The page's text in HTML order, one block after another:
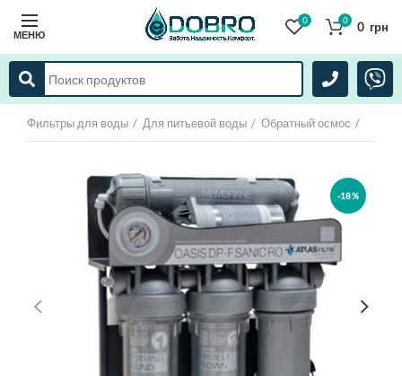
МЕНЮ
0 0 0 грн
Фильтры для воды Для питьевой воды Обратный осмос
-18%